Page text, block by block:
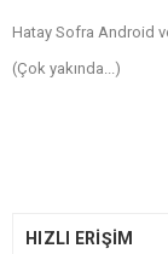
Hatay Sofra Android
(Çok yakında...)
HIZLI ERİŞİM